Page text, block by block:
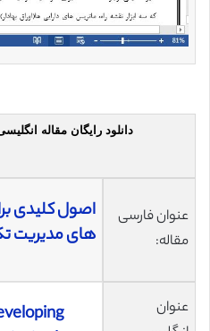
دانلود رایگان مقاله
عنوان فارسی
مقاله:
اصول کلیدی
های مدیریت
عنوان